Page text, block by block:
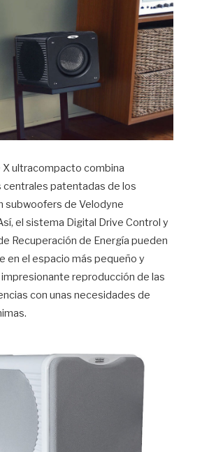
X ultracompacto combina
patentadas de los
subwoofers de Velodyne
el sistema Digital Drive Control y
Recuperación de Energía pueden
en el espacio más pequeño y
reproducción de las
con unas necesidades de